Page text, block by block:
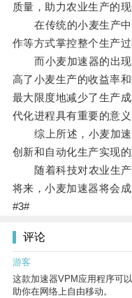
质量，助力农业生产的现
在传统的小麦生产中
作等方式掌控整个生产
而小麦加速器的出现
高了小麦生产的收益率
最大限度地减少了生产
代化进程具有重要的意义
综上所述，小麦加速
创新和自动化生产实现的
随着科技对农业生产
将来，小麦加速器将会
#3#
评论
游客
这款加速器VPM应用程序可
助你在网络上自由移动。